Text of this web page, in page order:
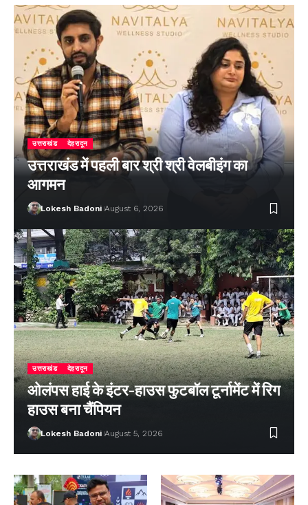
उत्तराखंड देहरादून
उत्तराखंड में पहली बार श्री श्री वेलबीइंग का
आगमन
Lokesh Badoni August 6, 2026
उत्तराखंड देहरादून
ओलंपस हाई के इंटर-हाउस फुटबॉल टूर्नामेंट में रिग
हाउस बना चैंपियन
Lokesh Badoni August 5, 2026